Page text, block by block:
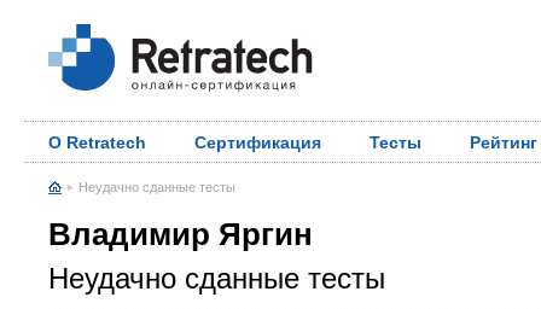
О Retratech Сертификация Тесты Рейтинг
Неудачно сданные тесты
Владимир Яргин
Неудачно сданные тесты